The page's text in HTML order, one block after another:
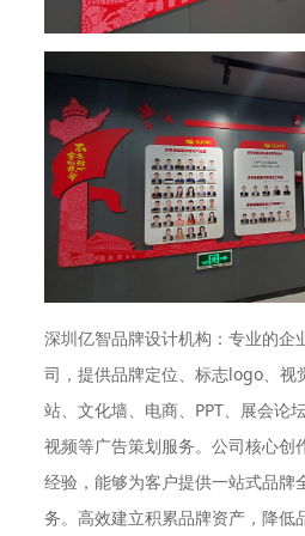
深圳亿智品牌设计机构：专业的企
司，提供品牌定位、标志logo、视
站、文化墙、电商、PPT、展会论
视频等广告策划服务。公司核心创
经验，能够为客户提供一站式品牌
务。高效建立积累品牌资产，降低